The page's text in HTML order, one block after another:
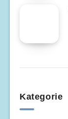
Kategorie